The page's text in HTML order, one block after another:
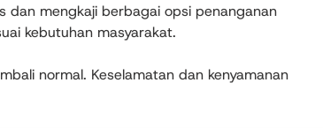
dan mengkaji berbagai opsi penanganan
kebutuhan masyarakat.
normal. Keselamatan dan kenyamanan